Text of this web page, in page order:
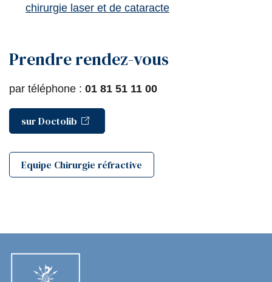
chirurgie laser et de cataracte
Prendre rendez-vous
par téléphone : 01 81 51 11 00
sur Doctolib
Equipe Chirurgie réfractive